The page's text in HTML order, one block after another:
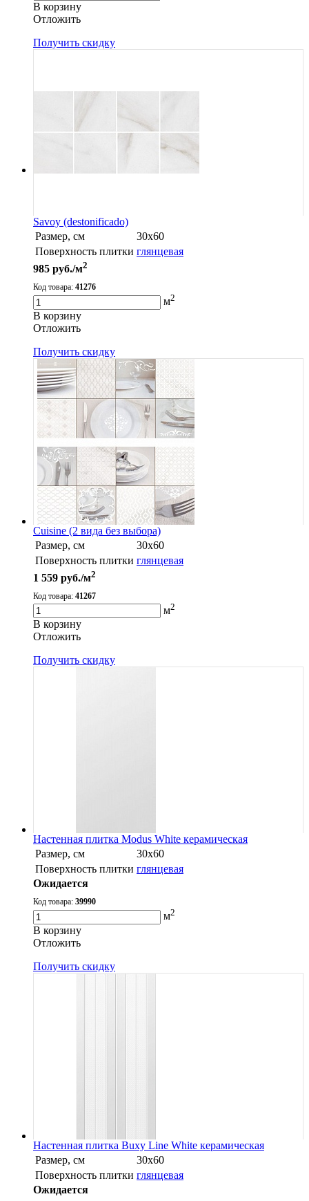
В корзину
Oтложить
Получить скидку
Savoy (destonificado)
Размер, см
30х60
Поверхность плитки глянцевая
985 руб./м2
Код товара: 41276
м2
В корзину
Oтложить
Получить скидку
Cuisine (2 вида без выбора)
Размер, см
30х60
Поверхность плитки глянцевая
1 559 руб./м2
Код товара: 41267
м2
В корзину
Oтложить
Получить скидку
Настенная плитка Modus White керамическая
Размер, см
30х60
Поверхность плитки глянцевая
Ожидается
Код товара: 39990
м2
В корзину
Oтложить
Получить скидку
Настенная плитка Buxy Line White керамическая
Размер, см
30х60
Поверхность плитки глянцевая
Ожидается